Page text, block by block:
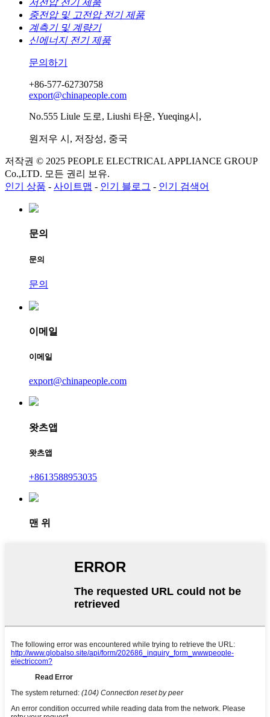
저전압 전기 제품
중전압 및 고전압 전기 제품
계측기 및 계량기
신에너지 전기 제품
문의하기
+86-577-62730758
export@chinapeople.com
No.555 Liule 도로, Liushi 타운, Yueqing시,
원저우 시, 저장성, 중국
저작권 © 2025 PEOPLE ELECTRICAL APPLIANCE GROUP
Co.,LTD. 모든 권리 보유.
인기 상품 - 사이트맵 - 인기 블로그 - 인기 검색어
문의
문의
문의
이메일
이메일
export@chinapeople.com
왓츠앱
왓츠앱
+8613588953035
맨 위